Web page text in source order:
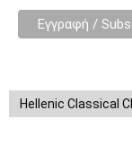
Hellenic Classical